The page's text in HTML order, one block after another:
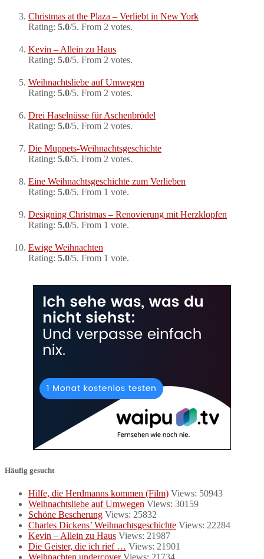
Christmas at the Plaza – Verliebt in New York
Rating: 5.0/5. From 2 votes.
Kevin – Allein zu Haus
Rating: 5.0/5. From 2 votes.
Weihnachtsliebe auf Umwegen
Rating: 5.0/5. From 2 votes.
Drei Haselnüsse für Aschenbrödel
Rating: 5.0/5. From 2 votes.
Die Muppets-Weihnachtsgeschichte
Rating: 5.0/5. From 2 votes.
Eine Weihnachtsgeschichte zum Verlieben
Rating: 5.0/5. From 1 vote.
Designing Christmas – Renovierung mit Herzklopfen
Rating: 5.0/5. From 1 vote.
Ewige Weihnachten
Rating: 5.0/5. From 1 vote.
Häufig gesucht
Hilfe, die Herdmanns kommen (Film) Views: 50943
Weihnachtsliebe auf Umwegen Views: 30159
Schöne Bescherung Views: 25832
Charles Dickens’ Weihnachtsgeschichte Views: 22284
Kevin – Allein zu Haus Views: 21987
Die Geister, die ich rief … Views: 21901
Weihnachten undercover Views: 21734